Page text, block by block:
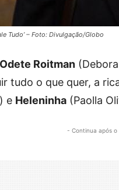
Tudo’ – Foto: Divulgação/Globo
Odete Roitman
tudo o que quer, a
e Heleninha (Paolla
- Continua após o